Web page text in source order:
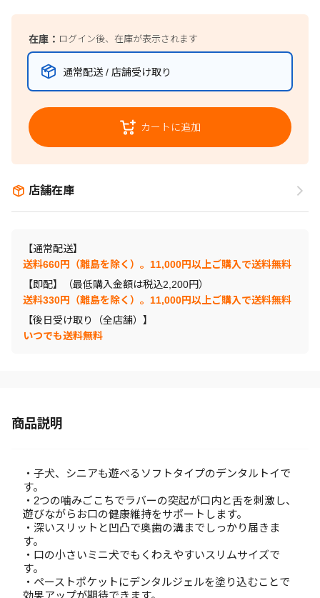
在庫： ログイン後、在庫が表示されます
通常配送 / 店舗受け取り
カートに追加
店舗在庫
【通常配送】
送料660円（離島を除く）。11,000円以上ご購入で送料無料
【即配】（最低購入金額は税込2,200円）
送料330円（離島を除く）。11,000円以上ご購入で送料無料
【後日受け取り（全店舗）】
いつでも送料無料
商品説明
・子犬、シニアも遊べるソフトタイプのデンタルトイで
す。
・2つの噛みごこちでラバーの突起が口内と舌を刺激し、
遊びながらお口の健康維持をサポートします。
・深いスリットと凹凸で奥歯の溝までしっかり届きま
す。
・口の小さいミニ犬でもくわえやすいスリムサイズで
す。
・ペーストポケットにデンタルジェルを塗り込むことで
効果アップが期待できます。